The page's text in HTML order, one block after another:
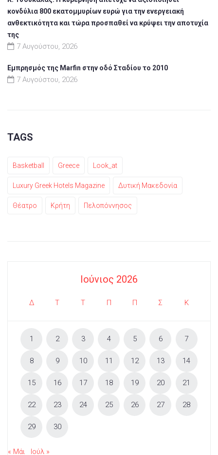
κονδύλια 800 εκατομμυρίων ευρώ για την ενεργειακή
ανθεκτικότητα και τώρα προσπαθεί να κρύψει την αποτυχία
της
7 Αυγούστου, 2026
Εμπρησμός της Marfin στην οδό Σταδίου το 2010
7 Αυγούστου, 2026
TAGS
Basketball Greece Look_at
Luxury Greek Hotels Magazine Δυτική Μακεδονία
Θέατρο Κρήτη Πελοπόννησος
Ιούνιος 2026
Δ Τ Τ Π Π Σ Κ
1 2 3 4 5 6 7
8 9 10 11 12 13 14
15 16 17 18 19 20 21
22 23 24 25 26 27 28
29 30
« Μάι Ιούλ »